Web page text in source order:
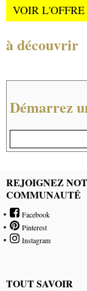
VOIR L'OFFRE
à découvrir
Démarrez
REJOIGNEZ
COMMUNAUTÉ
Facebook
Pinterest
Instagram
TOUT SAVOIR